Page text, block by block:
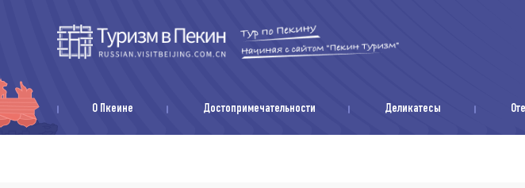
О Пкеине Достопримечательности Деликатесы